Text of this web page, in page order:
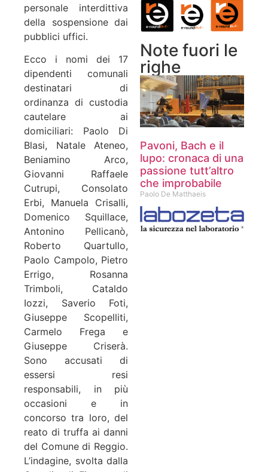
personale interdittiva
della sospensione dai
pubblici uffici.
Ecco i nomi dei 17
dipendenti comunali
destinatari di
ordinanza di custodia
cautelare ai
domiciliari: Paolo Di
Blasi, Natale Ateneo,
Beniamino Arco,
Giovanni Raffaele
Cutrupi, Consolato
Erbi, Manuela Crisalli,
Domenico Squillace,
Antonino Pellicanò,
Roberto Quartullo,
Paolo Campolo, Pietro
Errigo, Rosanna
Trimboli, Cataldo
Iozzi, Saverio Foti,
Giuseppe Scopelliti,
Carmelo Frega e
Giuseppe Criserà.
Sono accusati di
essersi resi
responsabili, in più
occasioni e in
concorso tra loro, del
reato di truffa ai danni
del Comune di Reggio.
L’indagine, svolta dalla
Note fuori le
righe
Pavoni, Bach e il
lupo: cronaca di una
passione tutt’altro
che improbabile
Paolo De Matthaeis